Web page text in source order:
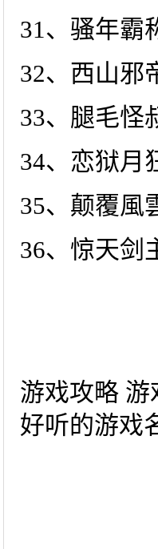
31、骚年霸
32、西山邪
33、腿毛怪
34、恋狱月
35、颠覆風
36、惊天剑
游戏攻略
好听的游戏